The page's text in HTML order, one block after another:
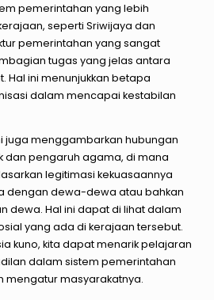
pemerintahan yang lebih
seperti Sriwijaya dan
pemerintahan yang sangat
tugas yang jelas antara
Hal ini menunjukkan betapa
dalam mencapai kestabilan
juga menggambarkan hubungan
dan pengaruh agama, di mana
legitimasi kekuasaannya
dengan dewa-dewa atau bahkan
dewa. Hal ini dapat di lihat dalam
yang ada di kerajaan tersebut.
kuno, kita dapat menarik pelajaran
dalam sistem pemerintahan
masyarakatnya.